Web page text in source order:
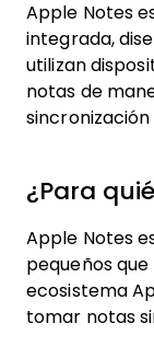
Apple Notes
integrada,
utilizan
notas de
sincronización
¿Para
Apple Notes
pequeños
ecosistema
tomar notas